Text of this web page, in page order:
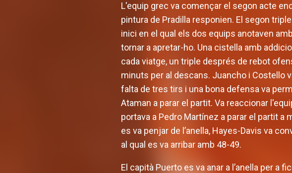
L'equip grec va començar el segon acte
pintura de Pradilla responien. El segon
inici en el qual els dos equips anotaven
tornar a apretar-ho. Una cistella amb
cada viatge, un triple després de rebot
minuts per al descans. Juancho i Costello
falta de tres tirs i una bona defensa va
Ataman a parar el partit. Va reaccionar
portava a Pedro Martínez a parar el partit
es va penjar de l’anella, Hayes-Davis va
al qual es va arribar amb 48-49.
El capità Puerto es va anar a l’anella per a